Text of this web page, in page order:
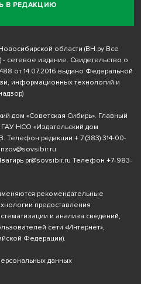
В РЕДАКЦИЮ
области (ВН.ру Все
сетевое издание. Свидетельство о
от 14.07.2016 выдано Федеральной
информационных технологий и
дом «Советская Сибирь». Главный
ГАУ НСО «Издательский дом
Телефон редакции + 7 (383) 314-00-
inzov@sovsibir.ru
pr@sovsibir.ru Телефон +7-983-
рекомендательные
предоставления
и анализа сведений,
сети «Интернет»,
Федерации).
данных